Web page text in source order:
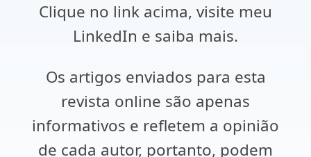
Clique no link acima, visite meu
LinkedIn e saiba mais.
Os artigos enviados para esta
revista online são apenas
informativos e refletem a opinião
de cada autor, portanto, podem